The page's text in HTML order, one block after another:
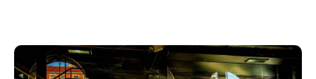
-Frustré(e), malgré la qualité de votre boitier des
photos que vous faites…